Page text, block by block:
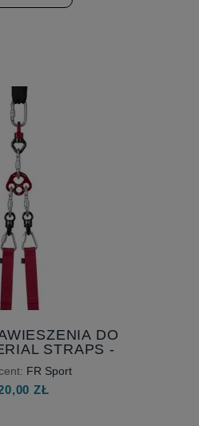
DO
STRAPS -
SZTRABATÓW
FR Sport
ZŁ